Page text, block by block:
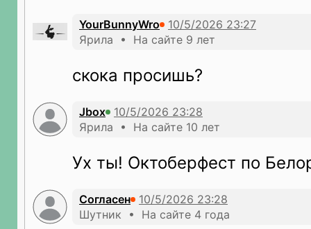
YourBunnyWro
Ярила • На сайте 9 лет
скока просишь?
Jbox
Ярила • На сайте 10 лет
Ух ты! Октоберфест по
Согласен
Шутник • На сайте 4 года